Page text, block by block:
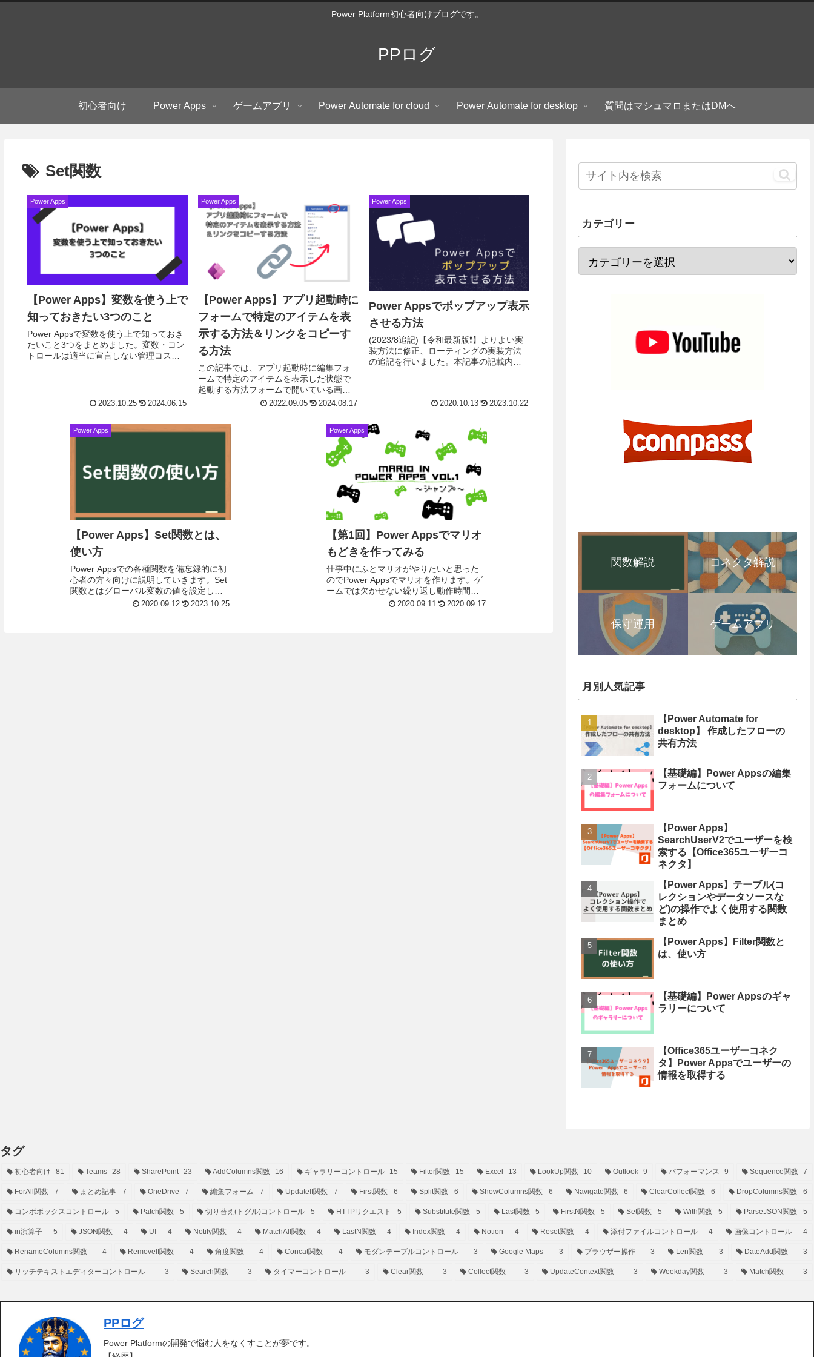
Power Platform初心者向けブログです。
PPログ
初心者向け Power Apps ゲームアプリ Power Automate for cloud Power Automate for desktop 質問はマシュマロまたはDMへ
Set関数
Power Apps
【Power Apps】変数を使う上で
知っておきたい3つのこと
Power Appsで変数を使う上で知っておき
たいこと3つをまとめました。変数・コン
トロールは適当に宣言しない管理コスト
2023.10.25 2024.06.15
Power Apps
【Power Apps】アプリ起動時に
フォームで特定のアイテムを表
示する方法＆リンクをコピーす
る方法
この記事では、アプリ起動時に編集フォ
ームで特定のアイテムを表示した状態で
起動する方法フォームで開いている画面
を他のユーザーにURLで共有する方法上
Param関数を使...
2022.09.05 2024.08.17
Power Apps
Power Appsでポップアップ表示
させる方法
(2023/8追記)【令和最新版❗️】よりよい実
装方法に修正、ローティングの実装方法
の追記を行いました。本記事の記載内容
2020.10.13 2023.10.22
Power Apps
【Power Apps】Set関数とは、
使い方
Power Appsでの各種関数を備忘録的に初
心者の方々向けに説明していきます。Set
関数とはグローバル変数の値を設定しま
す。公式より引用Set関数はグローバル変
2020.09.12 2023.10.25
Power Apps
【第1回】Power Appsでマリオ
もどきを作ってみる
仕事中にふとマリオがやりたいと思った
のでPower Appsでマリオを作ります。ゲ
ームでは欠かせない繰り返し動作時間と
ともに落下、上昇、移動をさせるために
2020.09.11 2020.09.17
カテゴリー
関数解説 コネクタ解説
保守運用 ゲームアプリ
月別人気記事
【Power Automate for
desktop】 作成したフローの
共有方法
【基礎編】Power Appsの編集
フォームについて
【Power Apps】
SearchUserV2でユーザーを検
索する【Office365ユーザーコ
ネクタ】
【Power Apps】テーブル(コ
レクションやデータソースな
ど)の操作でよく使用する関数
まとめ
【Power Apps】Filter関数と
は、使い方
【基礎編】Power Appsのギャ
ラリーについて
【Office365ユーザーコネク
タ】Power Appsでユーザーの
情報を取得する
タグ
初心者向け 81 Teams 28 SharePoint 23 AddColumns関数 16 ギャラリーコントロール 15 Filter関数 15 Excel 13 LookUp関数 10 Outlook 9 パフォーマンス 9 Sequence関数 7
ForAll関数 7 まとめ記事 7 OneDrive 7 編集フォーム 7 UpdateIf関数 7 First関数 6 Split関数 6 ShowColumns関数 6 Navigate関数 6 ClearCollect関数 6 DropColumns関数 6
コンボボックスコントロール 5 Patch関数 5 切り替え(トグル)コントロール 5 HTTPリクエスト 5 Substitute関数 5 Last関数 5 FirstN関数 5 Set関数 5 With関数 5 ParseJSON関数 5
in演算子 5 JSON関数 4 UI 4 Notify関数 4 MatchAll関数 4 LastN関数 4 Index関数 4 Notion 4 Reset関数 4 添付ファイルコントロール 4 画像コントロール 4
RenameColumns関数 4 RemoveIf関数 4 角度関数 4 Concat関数 4 モダンテーブルコントロール 3 Google Maps 3 ブラウザー操作 3 Len関数 3 DateAdd関数 3
リッチテキストエディターコントロール 3 Search関数 3 タイマーコントロール 3 Clear関数 3 Collect関数 3 UpdateContext関数 3 Weekday関数 3 Match関数 3
PPログ
Power Platformの開発で悩む人をなくすことが夢です。